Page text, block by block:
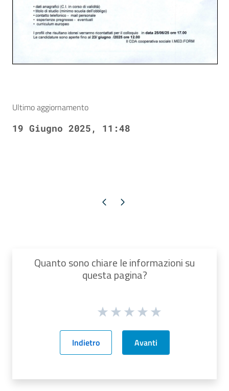
Ultimo aggiornamento
19 Giugno 2025, 11:48
Pagina precedente
Pagina successiva
Quanto sono chiare le informazioni su
questa pagina?
Indietro Avanti